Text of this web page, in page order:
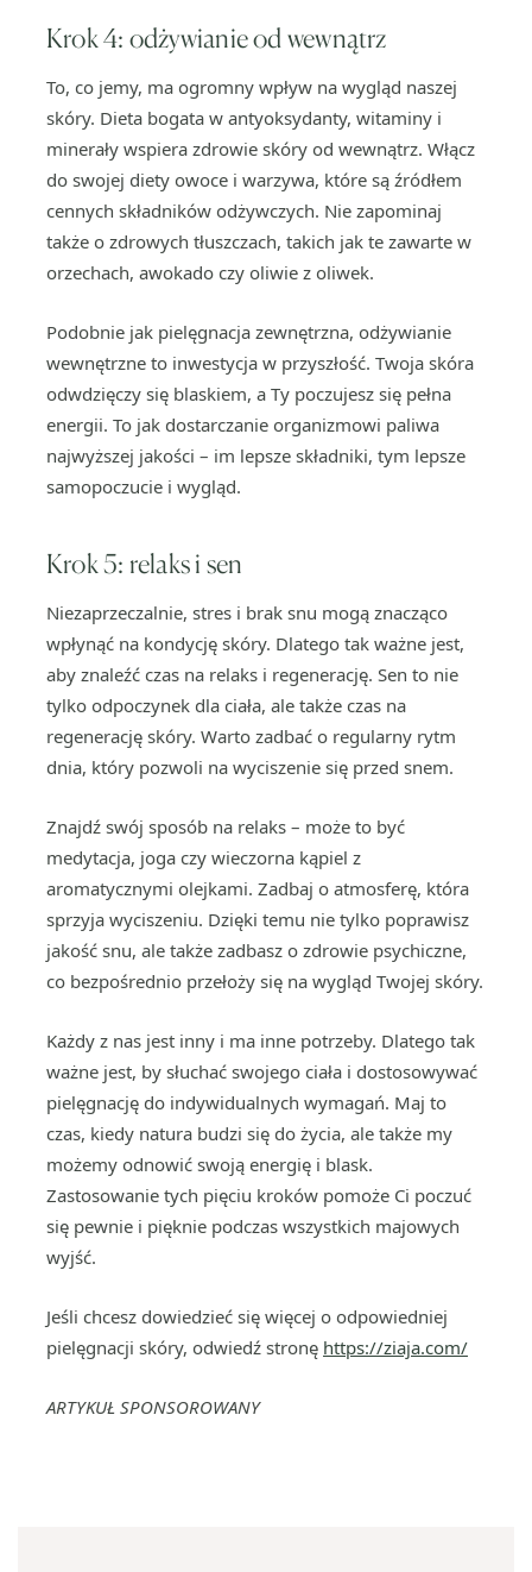
Krok 4: odżywianie od wewnątrz
To, co jemy, ma ogromny wpływ na wygląd naszej
skóry. Dieta bogata w antyoksydanty, witaminy i
minerały wspiera zdrowie skóry od wewnątrz. Włącz
do swojej diety owoce i warzywa, które są źródłem
cennych składników odżywczych. Nie zapominaj
także o zdrowych tłuszczach, takich jak te zawarte w
orzechach, awokado czy oliwie z oliwek.
Podobnie jak pielęgnacja zewnętrzna, odżywianie
wewnętrzne to inwestycja w przyszłość. Twoja skóra
odwdzięczy się blaskiem, a Ty poczujesz się pełna
energii. To jak dostarczanie organizmowi paliwa
najwyższej jakości – im lepsze składniki, tym lepsze
samopoczucie i wygląd.
Krok 5: relaks i sen
Niezaprzeczalnie, stres i brak snu mogą znacząco
wpłynąć na kondycję skóry. Dlatego tak ważne jest,
aby znaleźć czas na relaks i regenerację. Sen to nie
tylko odpoczynek dla ciała, ale także czas na
regenerację skóry. Warto zadbać o regularny rytm
dnia, który pozwoli na wyciszenie się przed snem.
Znajdź swój sposób na relaks – może to być
medytacja, joga czy wieczorna kąpiel z
aromatycznymi olejkami. Zadbaj o atmosferę, która
sprzyja wyciszeniu. Dzięki temu nie tylko poprawisz
jakość snu, ale także zadbasz o zdrowie psychiczne,
co bezpośrednio przełoży się na wygląd Twojej skóry.
Każdy z nas jest inny i ma inne potrzeby. Dlatego tak
ważne jest, by słuchać swojego ciała i dostosowywać
pielęgnację do indywidualnych wymagań. Maj to
czas, kiedy natura budzi się do życia, ale także my
możemy odnowić swoją energię i blask.
Zastosowanie tych pięciu kroków pomoże Ci poczuć
się pewnie i pięknie podczas wszystkich majowych
wyjść.
Jeśli chcesz dowiedzieć się więcej o odpowiedniej
pielęgnacji skóry, odwiedź stronę https://ziaja.com/
ARTYKUŁ SPONSOROWANY